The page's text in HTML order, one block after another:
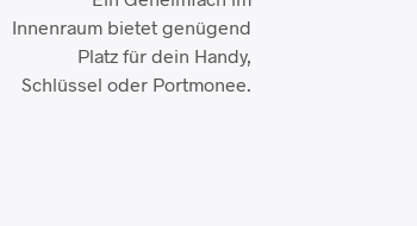
Innenraum bietet genügend
Platz für dein Handy,
Schlüssel oder Portmonee.